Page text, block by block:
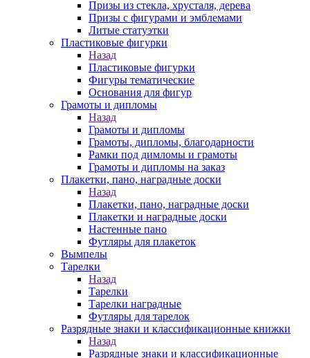
Призы из стекла, хрусталя, дерева
Призы с фигурами и эмблемами
Литые статуэтки
Пластиковые фигурки
Назад
Пластиковые фигурки
Фигуры тематические
Основания для фигур
Грамоты и дипломы
Назад
Грамоты и дипломы
Грамоты, дипломы, благодарности
Рамки под димломы и грамоты
Грамоты и дипломы на заказ
Плакетки, пано, наградные доски
Назад
Плакетки, пано, наградные доски
Плакетки и наградные доски
Настенные пано
Футляры для плакеток
Вымпелы
Тарелки
Назад
Тарелки
Тарелки наградные
Футляры для тарелок
Разрядные знаки и классификационные книжки
Назад
Разрядные знаки и классификационные